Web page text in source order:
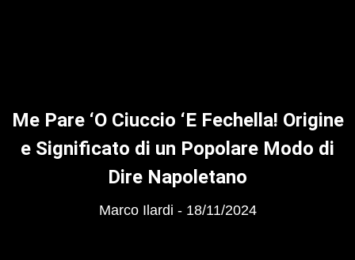
Me Pare ‘O Ciuccio ‘E Fechella! Origine
e Significato di un Popolare Modo di
Dire Napoletano
Marco Ilardi 18/11/2024